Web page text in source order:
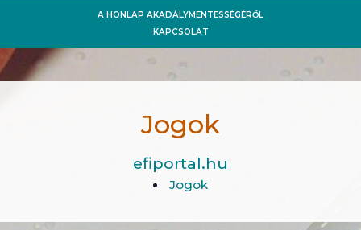
A HONLAP AKADÁLYMENTESSÉGÉRŐL
KAPCSOLAT
Jogok
efiportal.hu
Jogok